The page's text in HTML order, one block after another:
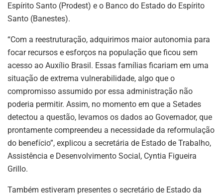
Espírito Santo (Prodest) e o Banco do Estado do Espírito
Santo (Banestes).
“Com a reestruturação, adquirimos maior autonomia para
focar recursos e esforços na população que ficou sem
acesso ao Auxílio Brasil. Essas famílias ficariam em uma
situação de extrema vulnerabilidade, algo que o
compromisso assumido por essa administração não
poderia permitir. Assim, no momento em que a Setades
detectou a questão, levamos os dados ao Governador, que
prontamente compreendeu a necessidade da reformulação
do benefício”, explicou a secretária de Estado de Trabalho,
Assistência e Desenvolvimento Social, Cyntia Figueira
Grillo.
Também estiveram presentes o secretário de Estado da